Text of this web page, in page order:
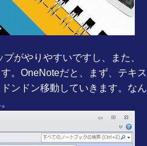
がやりやすいですし、また、
。OneNoteだと、まず、テキス
ンドン移動していきます。なん